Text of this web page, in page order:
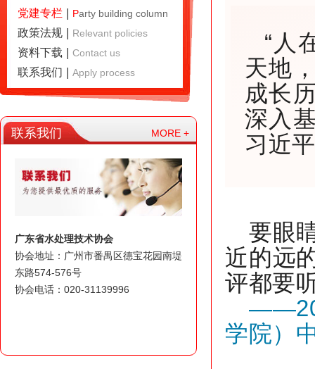
党建专栏 Party building column
政策法规 Relevant policies
资料下载 Contact us
联系我们 Apply process
联系我们 MORE +
广东省水处理技术协会
协会地址：广州市番禺区德宝花园南堤
东路574-576号
协会电话：020-31139996
“人
天地
成长
深入
习近
要眼
近的远
评都要
学院）